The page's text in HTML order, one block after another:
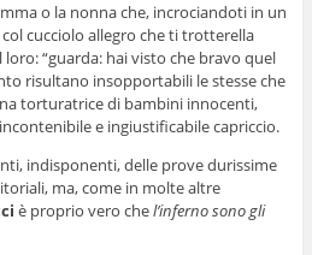
o la nonna che, incrociandoti in un
cucciolo allegro che ti trotterella
“guarda: hai visto che bravo quel
risultano insopportabili le stesse che
torturatrice di bambini innocenti,
e ingiustificabile capriccio.
indisponenti, delle prove durissime
ma, come in molte altre
è proprio vero chel’inferno sono gli